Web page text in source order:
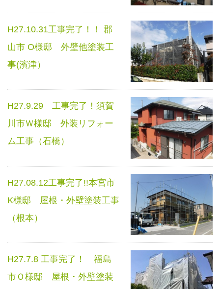
H27.10.31工事完了！！ 郡
山市 O様邸 外壁他塗装工
事(濱津）
H27.9.29 工事完了！須賀
川市Ｗ様邸 外装リフォー
ム工事（石橋）
H27.08.12工事完了!!本宮市
K様邸 屋根・外壁塗装工事
（根本）
H27.7.8 工事完了！ 福島
市Ｏ様邸 屋根・外壁塗装